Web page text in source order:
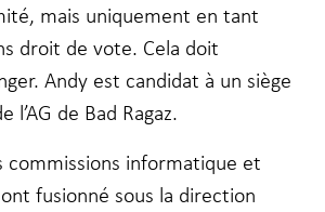
mais uniquement en tant
droit de vote. Cela doit
Andy est candidat à un siège
l’AG de Bad Ragaz.
commissions informatique et
fusionné sous la direction